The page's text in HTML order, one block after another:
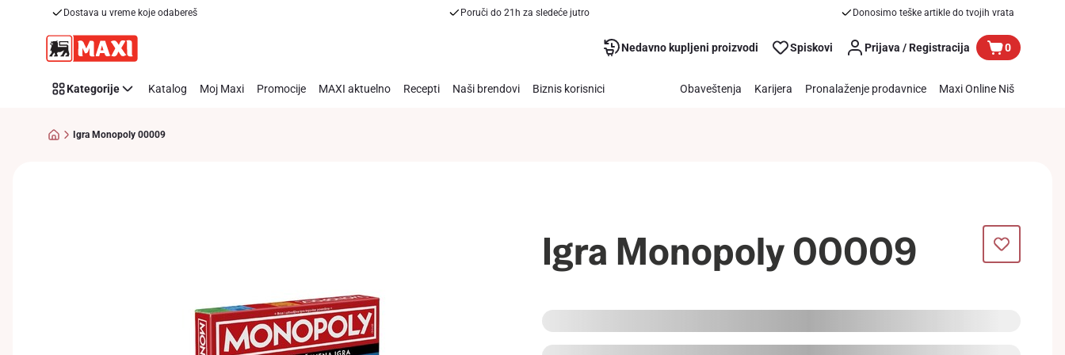
Dostava u vreme koje odabereš Poruči do 21h za sledeće jutro Donosimo teške artikle do tvojih vrata
Nedavno kupljeni proizvodi Spiskovi Prijava / Registracija 0
Kategorije Katalog Moj Maxi Promocije MAXI aktuelno Recepti Naši brendovi Biznis korisnici Obaveštenja Karijera Pronalaženje prodavnice Maxi Online Niš
Igra Monopoly 00009
Igra Monopoly 00009